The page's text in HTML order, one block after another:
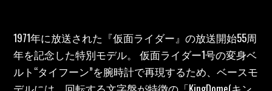
1971年に放送された『仮面ライダー』の放送開始55周
年を記念した特別モデル。 仮面ライダー1号の変身ベ
ルト“タイフーン”を腕時計で再現するため、ベースモ